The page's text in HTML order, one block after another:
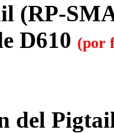
(RP-
D610 (por
del